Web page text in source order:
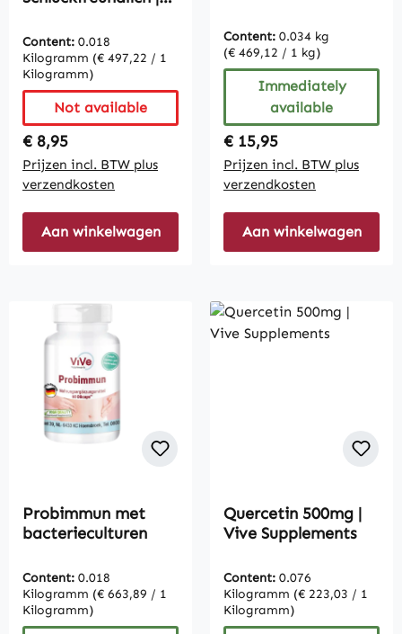
Content: 0.018
Kilogramm (€ 497,22 / 1
Kilogramm)
Not available
Regular price:
€ 8,95
Prijzen incl. BTW plus
verzendkosten
Aan winkelwagen
Content: 0.034 kg
(€ 469,12 / 1 kg)
Immediately
available
Regular price:
€ 15,95
Prijzen incl. BTW plus
verzendkosten
Aan winkelwagen
Probimmun met
bacterieculturen
Content: 0.018
Kilogramm (€ 663,89 / 1
Kilogramm)
Quercetin 500mg |
Vive Supplements
Content: 0.076
Kilogramm (€ 223,03 / 1
Kilogramm)